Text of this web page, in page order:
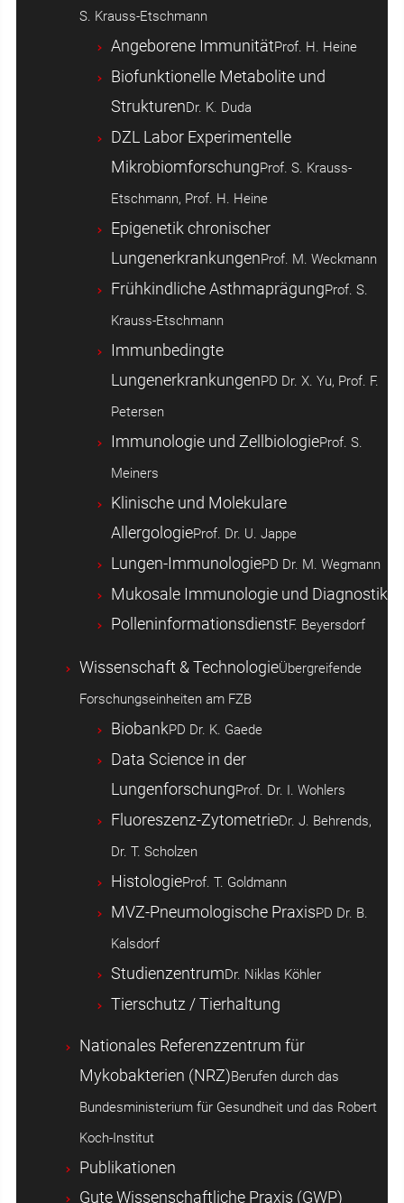
S. Krauss-Etschmann
Angeborene ImmunitätProf. H. Heine
Biofunktionelle Metabolite und
StrukturenDr. K. Duda
DZL Labor Experimentelle
MikrobiomforschungProf. S. Krauss-
Etschmann, Prof. H. Heine
Epigenetik chronischer
LungenerkrankungenProf. M. Weckmann
Frühkindliche AsthmaprägungProf. S.
Krauss-Etschmann
Immunbedingte
LungenerkrankungenPD Dr. X. Yu, Prof. F.
Petersen
Immunologie und ZellbiologieProf. S.
Meiners
Klinische und Molekulare
AllergologieProf. Dr. U. Jappe
Lungen-ImmunologiePD Dr. M. Wegmann
Mukosale Immunologie und Diagnostik
PolleninformationsdienstF. Beyersdorf
Wissenschaft & TechnologieÜbergreifende
Forschungseinheiten am FZB
BiobankPD Dr. K. Gaede
Data Science in der
LungenforschungProf. Dr. I. Wohlers
Fluoreszenz-ZytometrieDr. J. Behrends,
Dr. T. Scholzen
HistologieProf. T. Goldmann
MVZ-Pneumologische PraxisPD Dr. B.
Kalsdorf
StudienzentrumDr. Niklas Köhler
Tierschutz / Tierhaltung
Nationales Referenzzentrum für
Mykobakterien (NRZ)Berufen durch das
Bundesministerium für Gesundheit und das Robert
Koch-Institut
Publikationen
Gute Wissenschaftliche Praxis (GWP)